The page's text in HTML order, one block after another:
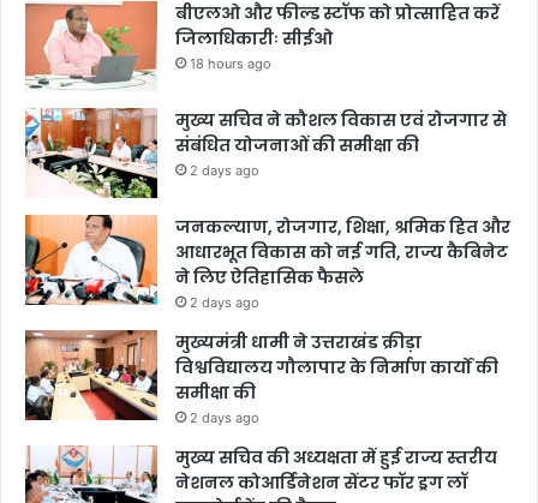
बीएलओ और फील्ड स्टॉफ को प्रोत्साहित करें
जिलाधिकारीः सीईओ
18 hours ago
मुख्य सचिव ने कौशल विकास एवं रोजगार से
संबंधित योजनाओं की समीक्षा की
2 days ago
जनकल्याण, रोजगार, शिक्षा, श्रमिक हित और
आधारभूत विकास को नई गति, राज्य कैबिनेट
ने लिए ऐतिहासिक फैसले
2 days ago
मुख्यमंत्री धामी ने उत्तराखंड क्रीड़ा
विश्वविद्यालय गौलापार के निर्माण कार्यों की
समीक्षा की
2 days ago
मुख्य सचिव की अध्यक्षता में हुई राज्य स्तरीय
नेशनल कोआर्डिनेशन सेंटर फॉर ड्रग लॉ